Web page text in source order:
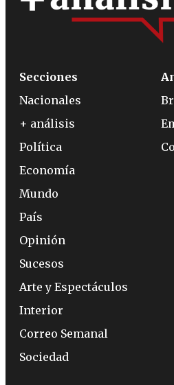
Secciones
Nacionales
+ análisis
Política
Economía
Mundo
País
Opinión
Sucesos
Arte y Espectáculos
Interior
Correo Semanal
Sociedad